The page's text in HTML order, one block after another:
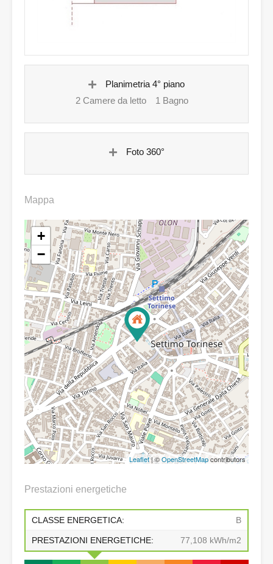
Planimetria 4° piano
2 Camere da letto
1 Bagno
Foto 360°
Mappa
+
−
Leaflet| ©OpenStreetMapcontributors
Prestazioni energetiche
CLASSE ENERGETICA: B
PRESTAZIONI ENERGETICHE: 77,108 kWh/m2